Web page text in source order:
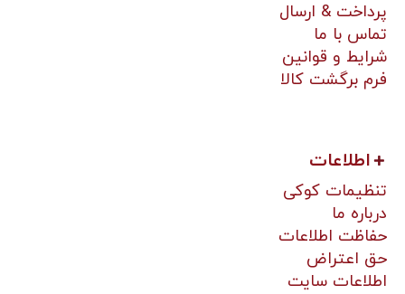
پرداخت & ارسال
تماس با ما
شرایط و قوانین
فرم برگشت کالا
اطلاعات
تنظیمات کوکی
درباره ما
حفاظت اطلاعات
حق اعتراض
اطلاعات سایت